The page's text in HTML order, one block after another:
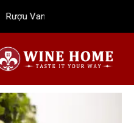
Rượu Vang Wine Home